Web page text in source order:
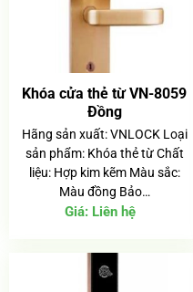
Khóa cửa thẻ từ VN-8059
Đồng
Hãng sản xuất: VNLOCK Loại
sản phẩm: Khóa thẻ từ Chất
liệu: Hợp kim kẽm Màu sắc:
Màu đồng Bảo…
Giá: Liên hệ